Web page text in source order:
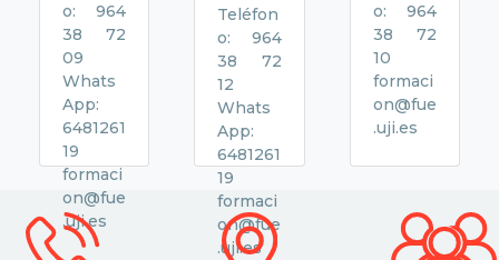
o: 964
38 72
09
Whats
App:
6481261
19
formaci
on@fue
.uji.es
Teléfon
o: 964
38 72
12
Whats
App:
6481261
19
formaci
on@fue
.uji.es
o: 964
38 72
10
formaci
on@fue
.uji.es